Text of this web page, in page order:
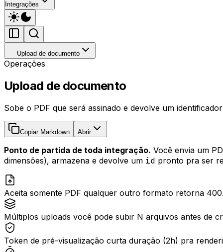
Integrações
Upload de documento
Operações
Upload de documento
Sobe o PDF que será assinado e devolve um
Copiar Markdown Abrir
Ponto de partida de toda integração. Você envia um
dimensões), armazena e devolve um id pronto pra ser
Aceita somente PDF qualquer outro formato retorna
Múltiplos uploads você pode subir N arquivos antes de
Token de pré-visualização curta duração (2h) pra